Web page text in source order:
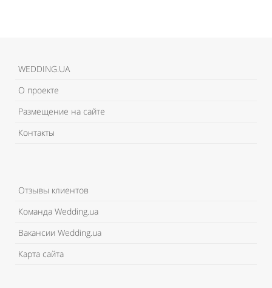
WEDDING.UA
О проекте
Размещение на сайте
Контакты
Отзывы клиентов
Команда Wedding.ua
Вакансии Wedding.ua
Карта сайта